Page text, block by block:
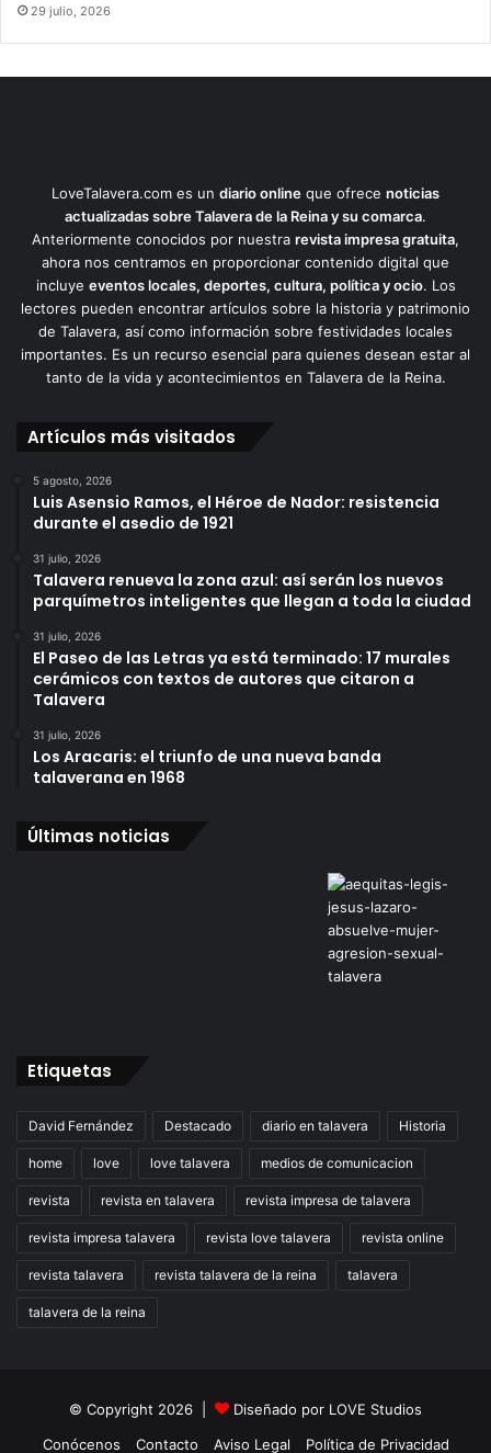
29 julio, 2026
LoveTalavera.com es un diario online que ofrece noticias
actualizadas sobre Talavera de la Reina y su comarca.
Anteriormente conocidos por nuestra revista impresa gratuita,
ahora nos centramos en proporcionar contenido digital que
incluye eventos locales, deportes, cultura, política y ocio. Los
lectores pueden encontrar artículos sobre la historia y patrimonio
de Talavera, así como información sobre festividades locales
importantes. Es un recurso esencial para quienes desean estar al
tanto de la vida y acontecimientos en Talavera de la Reina.
Artículos más visitados
5 agosto, 2026
Luis Asensio Ramos, el Héroe de Nador: resistencia
durante el asedio de 1921
31 julio, 2026
Talavera renueva la zona azul: así serán los nuevos
parquímetros inteligentes que llegan a toda la ciudad
31 julio, 2026
El Paseo de las Letras ya está terminado: 17 murales
cerámicos con textos de autores que citaron a
Talavera
31 julio, 2026
Los Aracaris: el triunfo de una nueva banda
talaverana en 1968
Últimas noticias
Etiquetas
David Fernández Destacado diario en talavera Historia
home love love talavera medios de comunicacion
revista revista en talavera revista impresa de talavera
revista impresa talavera revista love talavera revista online
revista talavera revista talavera de la reina talavera
talavera de la reina
© Copyright 2026 | Diseñado por LOVE Studios
Conócenos
Contacto Aviso Legal Política de Privacidad